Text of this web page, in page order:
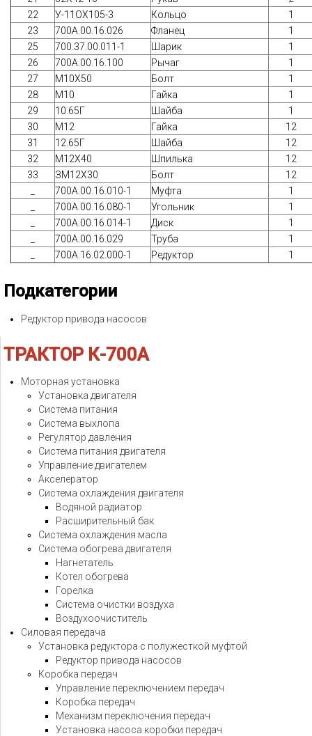
22
У-11ОХ105-3 Кольцо
1
23
700А.00.16.026 Фланец
1
25
700.37.00.011-1 Шарик
1
26
700А.00.16.100 Рычаг
1
27
М10Х50 Болт
1
28
М10 Гайка
1
29
10.65Г Шайба
1
30
М12 Гайка
12
31
12.65Г Шайба
12
32
М12Х40 Шпилька
12
33
ЗМ12Х30 Болт
12
700А.00.16.010-1 Муфта
1
700A.00.16.080-1 Угольник
1
700A.00.16.014-1 Диск
1
700А.00.16.029 Труба
1
700А.16.02.000-1 Редуктор 1
Подкатегории
Редуктор привода насосов
ТРАКТОР К-700А
Моторная установка
Установка двигателя
Система питания
Система выхлопа
Регулятор давления
Система питания двигателя
Управление двигателем
Акселератор
Система охлаждения двигателя
Водяной радиатор
Расширительный бак
Система охлаждения масла
Система обогрева двигателя
Нагнетатель
Котел обогрева
Горелка
Система очистки воздуха
Воздухоочиститель
Силовая передача
Установка редуктора с полужесткой муфтой
Редуктор привода насосов
Коробка передач
Управление переключением передач
Коробка передач
Механизм переключения передач
Установка насоса коробки передач